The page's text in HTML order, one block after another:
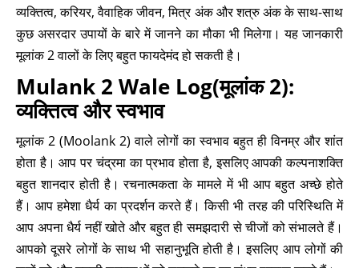
व्यक्तित्व, करियर, वैवाहिक जीवन, मित्र अंक और शत्रु अंक के साथ-साथ
कुछ असरदार उपायों के बारे में जानने का मौका भी मिलेगा। यह जानकारी
मूलांक 2 वालों के लिए बहुत फायदेमंद हो सकती है।
Mulank 2 Wale Log(मूलांक 2):
व्यक्तित्व और स्वभाव
मूलांक 2 (Moolank 2) वाले लोगों का स्वभाव बहुत ही विनम्र और शांत
होता है। आप पर चंद्रमा का प्रभाव होता है, इसलिए आपकी कल्पनाशक्ति
बहुत शानदार होती है। रचनात्मकता के मामले में भी आप बहुत अच्छे होते
हैं। आप हमेशा धैर्य का प्रदर्शन करते हैं। किसी भी तरह की परिस्थिति में
आप अपना धैर्य नहीं खोते और बहुत ही समझदारी से चीजों को संभालते हैं।
आपको दूसरे लोगों के साथ भी सहानुभूति होती है। इसलिए आप लोगों की